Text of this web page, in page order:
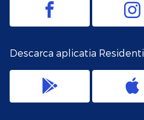
Descarca aplicatia